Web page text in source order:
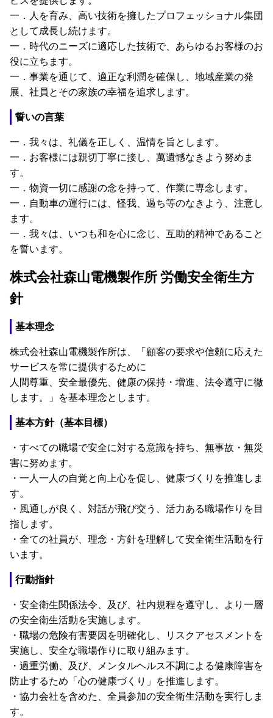
一．人を育み、高い技術を擁したプロフェッショナル集団
として成長し続けます。
一．時代のニーズに適応した技術で、あらゆるお客様のお
役に立ちます。
一．事業を通じて、適正な利潤を確保し、地域産業の発
展、社員とその家族の幸福を追求します。
誓いの言葉
一．我々は、礼儀を正しく、温情を旨とします。
一．お客様には親切丁寧に接し、萬遺憾なきよう努めま
す。
一．物資一切に感謝の念を持って、作業に専念します。
一．自動車の運行には、怪我、過ち等のなきよう、注意し
ます。
一．我々は、いつも和を心に念じ、互助的精神であること
を誓います。
株式会社森山電機製作所 労働安全衛生方
針
基本理念
株式会社森山電機製作所は、「顧客の要求や信頼に応えた
サービスを常に提供するために
人間尊重、安全最優先、健康の保持・増進、法令遵守に徹
します。」を基本理念とします。
基本方針（基本目標）
・すべての職場で安全に対する意識を持ち、無事故・無災
害に努めます。
・一人一人の自覚と向上心を促し、健康づくりを推進しま
す。
・風通しが良く、対話が飛び交う、活力ある職場作りを目
指します。
・全ての社員が、理念・方針を理解して安全衛生活動を行
います。
行動指針
・安全衛生関係法令、及び、社内規程を遵守し、より一層
の安全衛生活動を実施します。
・職場の危険有害要因を明確化し、リスクアセスメントを
実施し、安全な職場作りに取り組みます。
・過重労働、及び、メンタルヘルス不調による健康障害を
防止するため「心の健康づくり」を推進します。
・協力会社を含めた、全員参加の安全衛生活動を実行しま
す。